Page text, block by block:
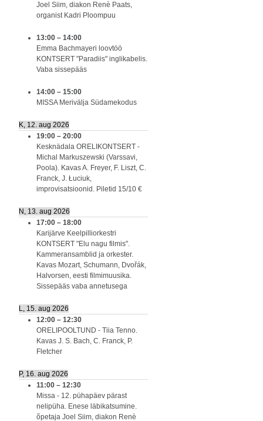
Joel Siim, diakon Renè Paats,
organist Kadri Ploompuu
13:00 – 14:00
Emma Bachmayeri loovtöö
KONTSERT "Paradiis" inglikabelis.
Vaba sissepääs
14:00 – 15:00
MISSA Merivälja Südamekodus
K, 12. aug 2026
19:00 – 20:00
Kesknädala ORELIKONTSERT -
Michal Markuszewski (Varssavi,
Poola). Kavas A. Freyer, F. Liszt, C.
Franck, J. Łuciuk,
improvisatsioonid. Piletid 15/10 €
N, 13. aug 2026
17:00 – 18:00
Karijärve Keelpilliorkestri
KONTSERT "Elu nagu filmis".
Kammeransamblid ja orkester.
Kavas Mozart, Schumann, Dvořák,
Halvorsen, eesti filmimuusika.
Sissepääs vaba annetusega
L, 15. aug 2026
12:00 – 12:30
ORELIPOOLTUND - Tiia Tenno.
Kavas J. S. Bach, C. Franck, P.
Fletcher
P, 16. aug 2026
11:00 – 12:30
Missa - 12. pühapäev pärast
nelipüha. Enese läbikatsumine.
õpetaja Joel Siim, diakon Renè